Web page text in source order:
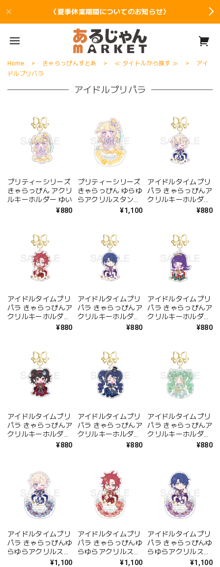
〈夏季休業期間についてのお知らせ〉
Home きゃらっぴんすとあ ≪ タイトルから探す ≫
アイ
ドルプリパラ
アイドルプリパラ
プリティーシリーズ
きゃらっぴん アクリ
ルキーホルダー ゆい
¥880
プリティーシリーズ
きゃらっぴん ゆらゆ
らアクリルスタンド
¥1,100
アイドルタイムプリ
パラ きゃらっぴんア
クリルキーホルダー
¥880
アイドルタイムプリ
パラ きゃらっぴんア
クリルキーホルダー
¥880
アイドルタイムプリ
パラ きゃらっぴんア
クリルキーホルダー
¥880
アイドルタイムプリ
パラ きゃらっぴんア
クリルキーホルダー
¥880
アイドルタイムプリ
パラ きゃらっぴんア
クリルキーホルダー
¥880
アイドルタイムプリ
パラ きゃらっぴんア
クリルキーホルダー
¥880
アイドルタイムプリ
パラ きゃらっぴんア
クリルキーホルダー
¥880
アイドルタイムプリ
パラ きゃらっぴんゆ
らゆらアクリルスタ
ンド ショウゴ¥1,100
アイドルタイムプリ
パラ きゃらっぴんゆ
らゆらアクリルスタ
¥1,100
アイドルタイムプリ
パラ きゃらっぴんゆ
らゆらアクリルスタ
¥1,100